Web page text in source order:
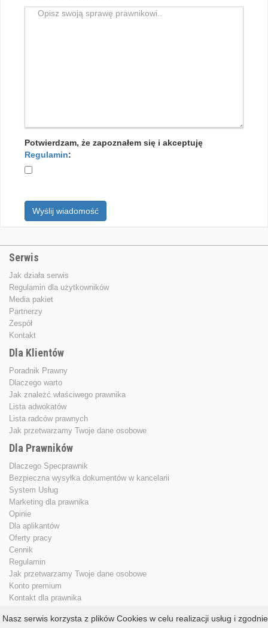
Potwierdzam, że zapoznałem się i akceptuję
Regulamin:
Wyślij wiadomość
Serwis
Jak działa serwis
Regulamin dla użytkowników
Media pakiet
Partnerzy
Zespół
Kontakt
Dla Klientów
Poradnik Prawny
Dlaczego warto
Jak znależć właściwego prawnika
Lista adwokatów
Lista radców prawnych
Jak przetwarzamy Twoje dane osobowe
Dla Prawników
Dlaczego Specprawnik
Bezpieczna wysyłka dokumentów w kancelarii
System Usług
Marketing dla prawnika
Opinie
Dla aplikantów
Oferty pracy
Cennik
Regulamin
Jak przetwarzamy Twoje dane osobowe
Konto premium
Kontakt dla prawnika
Copyright © 2013 - 2026specprawnik.pl
Nasz serwis korzysta z plików Cookies w celu realizacji usług i